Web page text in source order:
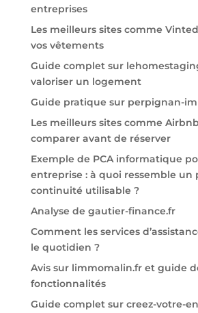
entreprises
Les meilleurs sites comme
vos vêtements
Guide complet sur
valoriser un logement
Guide pratique sur perpignan-
Les meilleurs sites comme
comparer avant de réserver
Exemple de PCA informatique
entreprise : à quoi ressemble un
continuité utilisable ?
Analyse de gautier-finance.fr
Comment les services
le quotidien ?
Avis sur limmomalin.fr et guide
fonctionnalités
Guide complet sur creez-votre-